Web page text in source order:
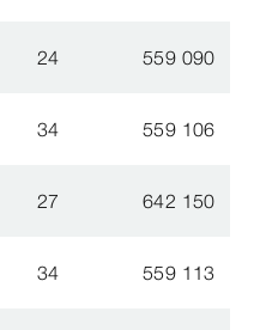
24 559 090
34 559 106
27 642 150
34 559 113